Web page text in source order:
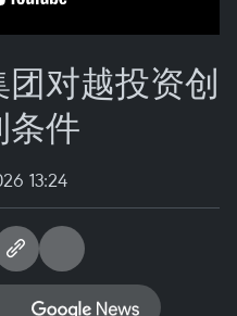
对越投资创
条件
13:24